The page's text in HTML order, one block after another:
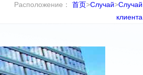
Расположение： 首页>Случай>Случай
клиента